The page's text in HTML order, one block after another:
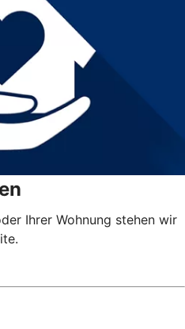
Ihrer Wohnung stehen wir